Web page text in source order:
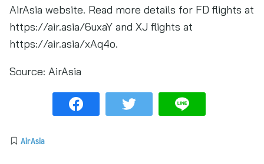
AirAsia website. Read more details for FD flights at
https://air.asia/6uxaY and XJ flights at
https://air.asia/xAq4o.
Source: AirAsia
AirAsia